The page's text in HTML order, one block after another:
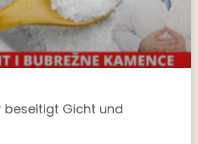
beseitigt Gicht und